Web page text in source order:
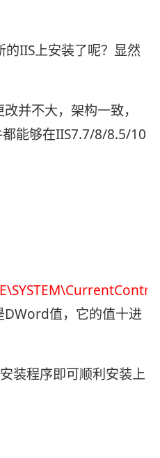
IIS上安装了呢？显然
并不大，架构一致，
能够在IIS7.7/8/8.5/10
值，它的值十进
装程序即可顺利安装上